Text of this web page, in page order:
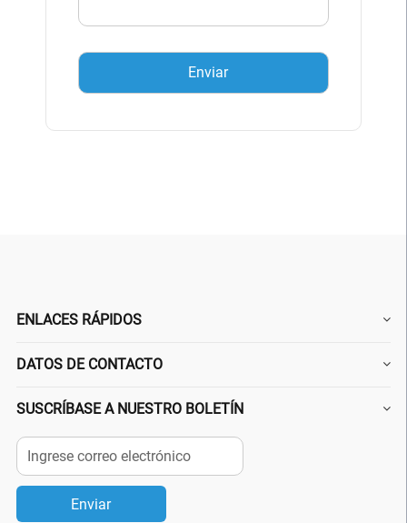
ENLACES RÁPIDOS
DATOS DE CONTACTO
SUSCRÍBASE A NUESTRO BOLETÍN